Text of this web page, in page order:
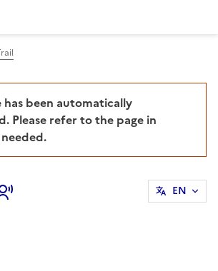
Please refer to the page in
EN